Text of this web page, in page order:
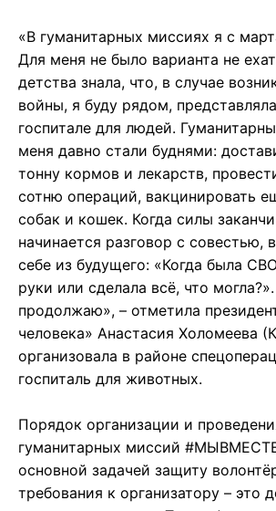
«В гуманитарных миссиях я с
Для меня не было варианта не
детства знала, что, в случае
войны, я буду рядом,
госпитале для людей.
меня давно стали буднями:
тонну кормов и лекарств,
сотню операций, вакцинировать
собак и кошек. Когда силы
начинается разговор с совестью,
себе из будущего: «Когда была
руки или сделала всё, что
продолжаю», – отметила
человека» Анастасия Холомеева
организовала в районе
госпиталь для животных.
Порядок организации и
гуманитарных миссий
основной задачей защиту
требования к организатору – это